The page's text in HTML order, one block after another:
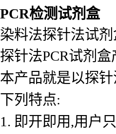
PCR检测试剂盒
染料法探针法试
探针法PCR试剂
本产品就是以探
下列特点:
1. 即开即用,用户